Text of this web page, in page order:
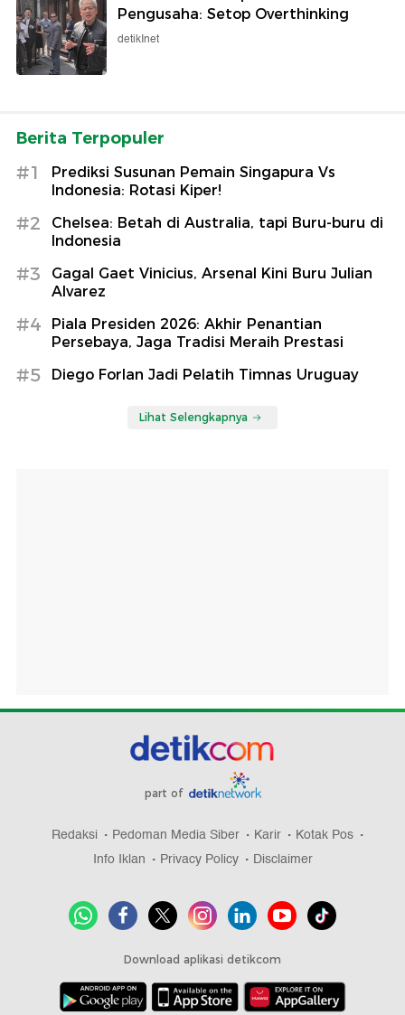
Pengusaha: Setop Overthinking
detikInet
Berita Terpopuler
#1
Prediksi Susunan Pemain Singapura Vs
Indonesia: Rotasi Kiper!
#2
Chelsea: Betah di Australia, tapi Buru-buru di
Indonesia
#3
Gagal Gaet Vinicius, Arsenal Kini Buru Julian
Alvarez
#4
Piala Presiden 2026: Akhir Penantian
Persebaya, Jaga Tradisi Meraih Prestasi
#5 Diego Forlan Jadi Pelatih Timnas Uruguay
Lihat Selengkapnya
part of
Redaksi Pedoman Media Siber Karir
Kotak Pos
Info Iklan
Privacy Policy Disclaimer
Download aplikasi detikcom